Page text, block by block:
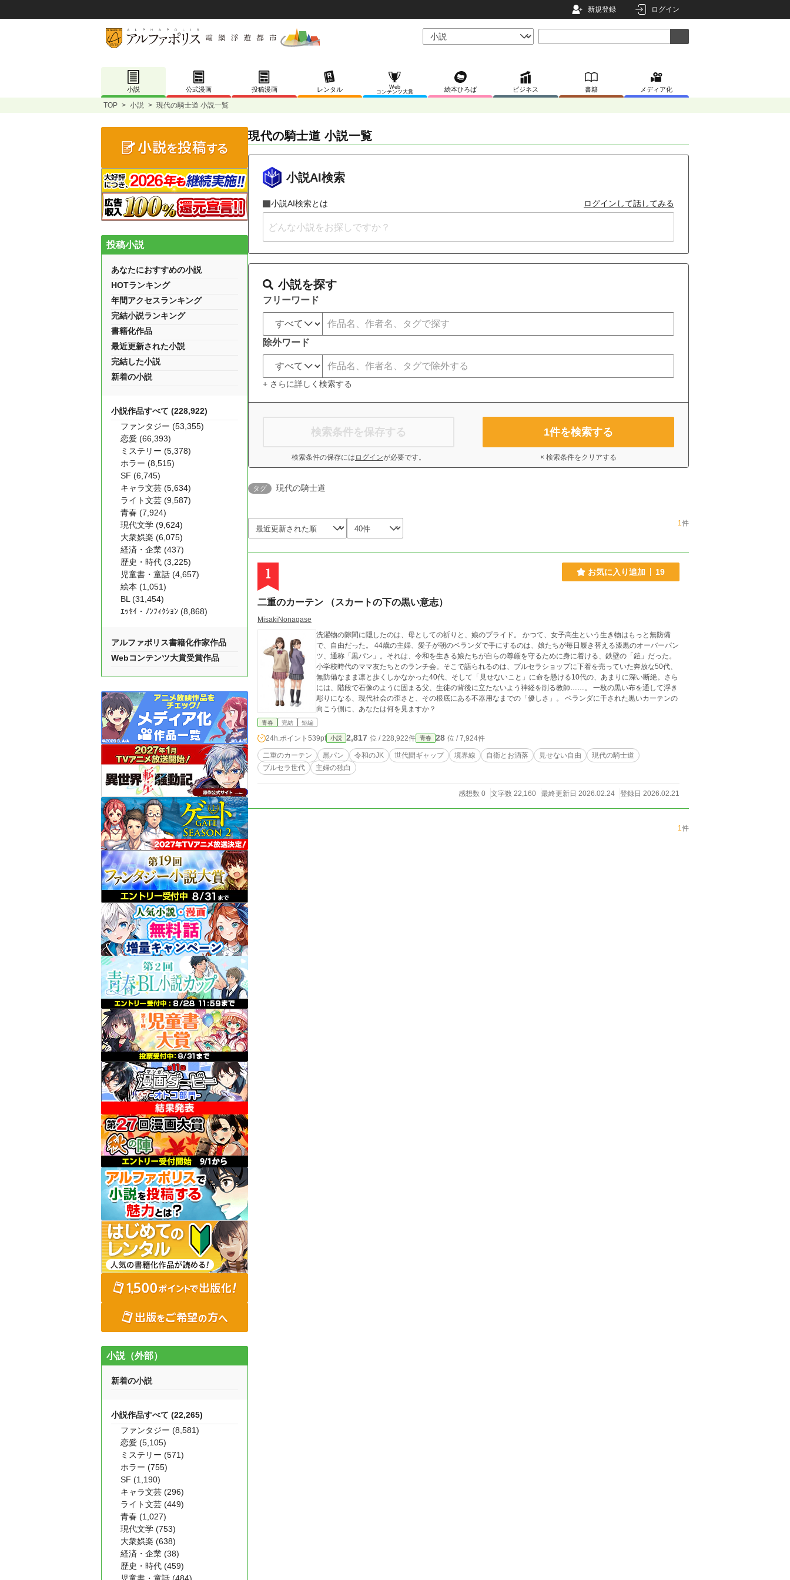
新規登録 ログイン
小説 公式漫画 投稿漫画 レンタル
Web
コンテンツ大賞
絵本ひろば ビジネス 書籍 メディア化
TOP > 小説 > 現代の騎士道 小説一覧
現代の騎士道 小説一覧
小説AI検索
小説AI検索とは ログインして話してみる
小説を探す
フリーワード
除外ワード
+ さらに詳しく検索する
検索条件を保存する
検索条件の保存には ログインが必要です。
1件を検索する
× 検索条件をクリアする
タグ 現代の騎士道
1件
1 お気に入り追加 19
二重のカーテン （スカートの下の黒い意志）
MisakiNonagase
洗濯物の隙間に隠したのは、母としての祈りと、娘のプライド。 かつて、女子高生という生き物はもっと無防備
で、自由だった。 44歳の主婦、愛子が朝のベランダで手にするのは、娘たちが毎日履き替える漆黒のオーバーパン
ツ、通称「黒パン」。それは、令和を生きる娘たちが自らの尊厳を守るために身に着ける、鉄壁の「鎧」だった。
小学校時代のママ友たちとのランチ会。そこで語られるのは、ブルセラショップに下着を売っていた奔放な50代、
無防備なまま凛と歩くしかなかった40代、そして「見せないこと」に命を懸ける10代の、あまりに深い断絶。さら
には、階段で石像のように固まる父、生徒の背後に立たないよう神経を削る教師……。 一枚の黒い布を通して浮き
彫りになる、現代社会の歪さと、その根底にある不器用なまでの「優しさ」。 ベランダに干された黒いカーテンの
向こう側に、あなたは何を見ますか？
青春 完結 短編
24h.ポイント 539pt 小説 2,817 位 / 228,922件 青春 28 位 / 7,924件
二重のカーテン 黒パン 令和のJK 世代間ギャップ 境界線 自衛とお洒落 見せない自由
現代の騎士道
ブルセラ世代
主婦の独白
感想数 0 文字数 22,160 最終更新日 2026.02.24 登録日 2026.02.21
1件
投稿小説
あなたにおすすめの小説
HOTランキング
年間アクセスランキング
完結小説ランキング
書籍化作品
最近更新された小説
完結した小説
新着の小説
小説作品すべて (228,922)
ファンタジー (53,355)
恋愛 (66,393)
ミステリー (5,378)
ホラー (8,515)
SF (6,745)
キャラ文芸 (5,634)
ライト文芸 (9,587)
青春 (7,924)
現代文学 (9,624)
大衆娯楽 (6,075)
経済・企業 (437)
歴史・時代 (3,225)
児童書・童話 (4,657)
絵本 (1,051)
BL (31,454)
ｴｯｾｲ・ﾉﾝﾌｨｸｼｮﾝ (8,868)
アルファポリス書籍化作家作品
Webコンテンツ大賞受賞作品
小説（外部）
新着の小説
小説作品すべて (22,265)
ファンタジー (8,581)
恋愛 (5,105)
ミステリー (571)
ホラー (755)
SF (1,190)
キャラ文芸 (296)
ライト文芸 (449)
青春 (1,027)
現代文学 (753)
大衆娯楽 (638)
経済・企業 (38)
歴史・時代 (459)